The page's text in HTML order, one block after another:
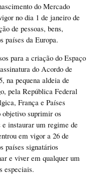
do Mercado
no dia 1 de janeiro de
de pessoas, bens,
países da Europa.
para a criação do Espaço
do Acordo de
na pequena aldeia de
pela República Federal
França e Países
suprimir os
instaurar um regime de
em vigor a 26 de
países signatários
e viver em qualquer um
especiais.